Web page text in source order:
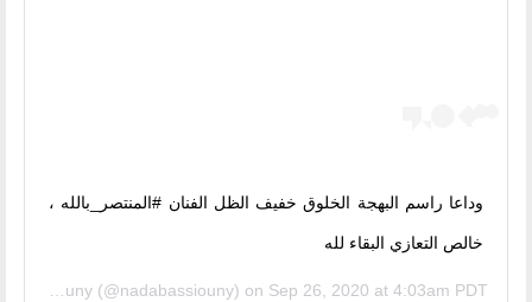
‏وداعا راسم البهجة الخلوق خفيف الظل الفنان ‎#المنتصر_بالله ،
خالص التعازي البقاء لله
Nada Bassiouny (@nadabassiouny) on Sep 26, 2020 at 4:03am PDT